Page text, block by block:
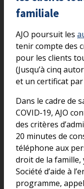
familiale
AJO poursuit les
tenir compte des
pour les clients
(Jusqu’à cinq
et un certificat
Dans le cadre de
COVID‑19, AJO
des critères
20 minutes de
téléphone aux
droit de la famille,
Société d’aide à
programme,